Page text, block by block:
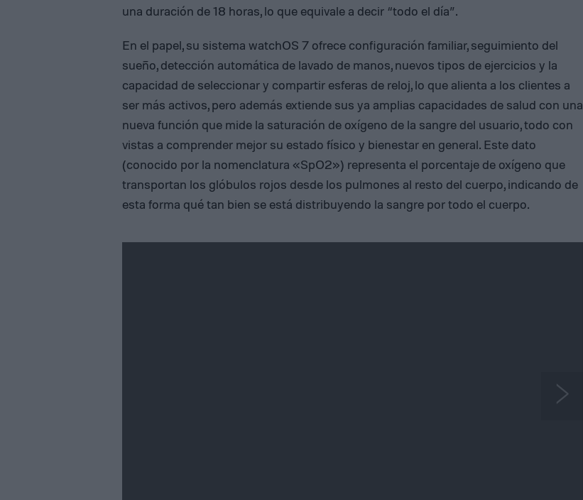
una duración de 18 horas, lo que equivale a decir “todo el día”.
En el papel, su sistema watchOS 7 ofrece configuración familiar, seguimiento del
sueño, detección automática de lavado de manos, nuevos tipos de ejercicios y la
capacidad de seleccionar y compartir esferas de reloj, lo que alienta a los clientes a
ser más activos, pero además extiende sus ya amplias capacidades de salud con una
nueva función que mide la saturación de oxígeno de la sangre del usuario, todo con
vistas a comprender mejor su estado físico y bienestar en general. Este dato
(conocido por la nomenclatura «SpO2») representa el porcentaje de oxígeno que
transportan los glóbulos rojos desde los pulmones al resto del cuerpo, indicando de
esta forma qué tan bien se está distribuyendo la sangre por todo el cuerpo.